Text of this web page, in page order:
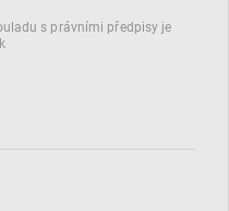
s právními předpisy je